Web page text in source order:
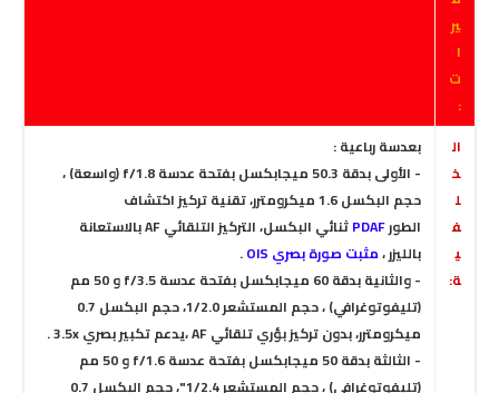
ير
ا
ت
:
ال
خ
ل
ف
ي
ة:
بعدسة رباعية :
- الأولى بدقة 50.3 ميجابكسل بفتحة عدسة f/1.8 (واسعة) ،
حجم البكسل 1.6 ميكرومترر، تقنية تركيز اكتشاف
الطورPDAFثنائي البكسل
، التركيز التلقائي AF بالاستعانة
بالليزر،مثبت صورة بصري OIS
.
- والثانية بدقة 60 ميجابكسل بفتحة عدسة f/3.5 و 50 مم
(تليفوتوغرافي) ، حجم المستشعر 1/2.0، حجم البكسل 0.7
ميكرومترر، بدون تركيز بؤري تلقائي AF ،يدعم تكبير بصري 3.5x .
- الثالثة بدقة 50 ميجابكسل بفتحة عدسة f/1.6 و 50 مم
(تليفوتوغرافي) ، حجم المستشعر 1/2.4"، حجم البكسل 0.7